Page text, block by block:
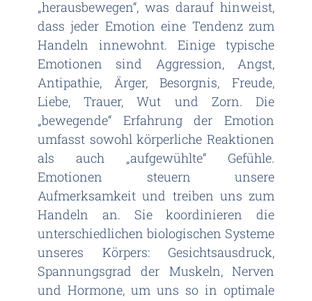
„herausbewegen“, was darauf hinweist,
dass jeder Emotion eine Tendenz zum
Handeln innewohnt. Einige typische
Emotionen sind Aggression, Angst,
Antipathie, Ärger, Besorgnis, Freude,
Liebe, Trauer, Wut und Zorn. Die
„bewegende“ Erfahrung der Emotion
umfasst sowohl körperliche Reaktionen
als auch „aufgewühlte“ Gefühle.
Emotionen steuern unsere
Aufmerksamkeit und treiben uns zum
Handeln an. Sie koordinieren die
unterschiedlichen biologischen Systeme
unseres Körpers: Gesichtsausdruck,
Spannungsgrad der Muskeln, Nerven
und Hormone, um uns so in optimale